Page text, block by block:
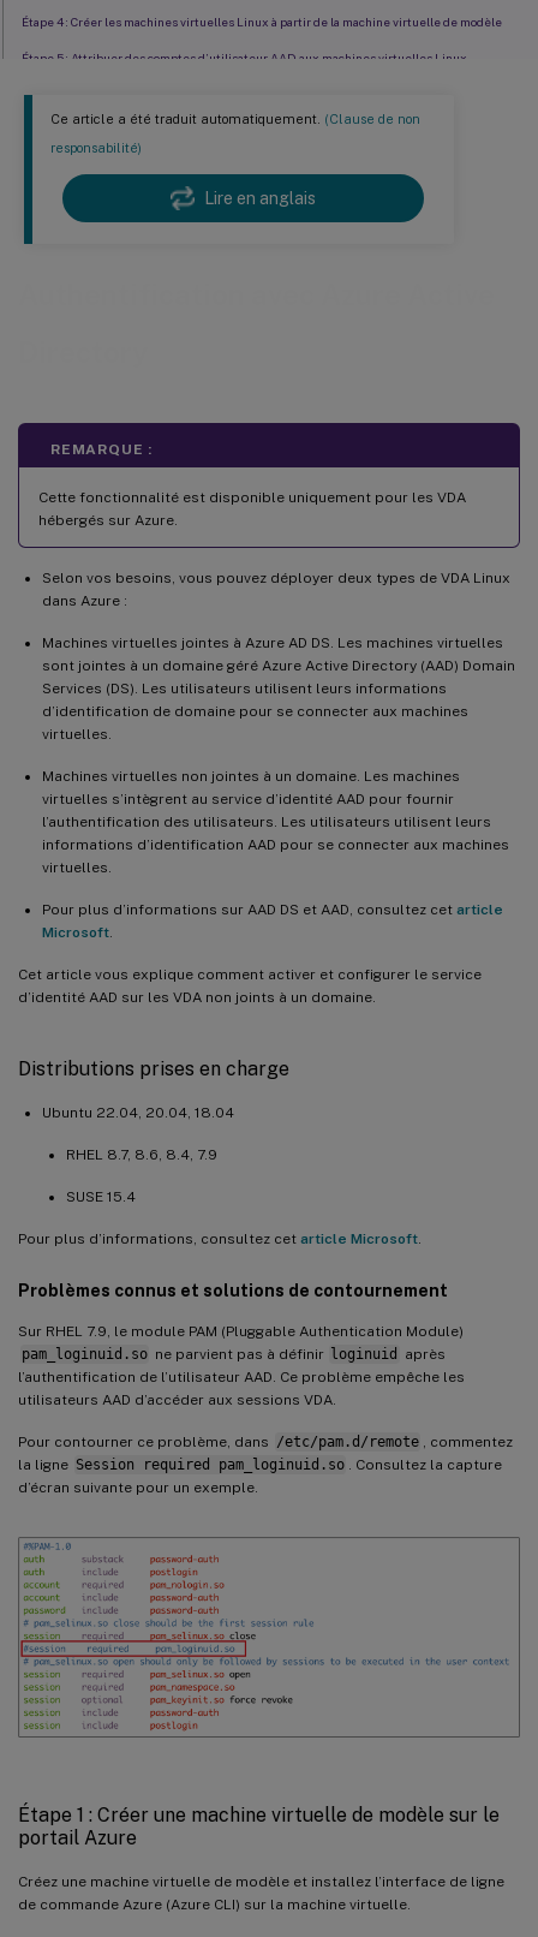
Ce article a été traduit automatiquement. (Clause de non
responsabilité)
Lire en anglais
REMARQUE :
Cette fonctionnalité est disponible uniquement pour les VDA
hébergés sur Azure.
Selon vos besoins, vous pouvez déployer deux types de VDA Linux
dans Azure :
Machines virtuelles jointes à Azure AD DS. Les machines virtuelles
sont jointes à un domaine géré Azure Active Directory (AAD) Domain
Services (DS). Les utilisateurs utilisent leurs informations
d’identification de domaine pour se connecter aux machines
virtuelles.
Machines virtuelles non jointes à un domaine. Les machines
virtuelles s’intègrent au service d’identité AAD pour fournir
l’authentification des utilisateurs. Les utilisateurs utilisent leurs
informations d’identification AAD pour se connecter aux machines
virtuelles.
Pour plus d’informations sur AAD DS et AAD, consultez cet article
Microsoft
Cet article vous explique comment activer et configurer le service
d’identité AAD sur les VDA non joints à un domaine.
Distributions prises en charge
Ubuntu 22.04, 20.04, 18.04
RHEL 8.7, 8.6, 8.4, 7.9
SUSE 15.4
Pour plus d’informations, consultez cet article Microsoft
Problèmes connus et solutions de contournement
Sur RHEL 7.9, le module PAM (Pluggable Authentication Module)
pam_loginuid.so ne parvient pas à définir loginuid
après
l’authentification de l’utilisateur AAD. Ce problème empêche les
utilisateurs AAD d’accéder aux sessions VDA.
Pour contourner ce problème, dans /etc/pam.d/remote
, commentez
la ligne Session required pam_loginuid.so
. Consultez la capture
d’écran suivante pour un exemple.
Étape 1 : Créer une machine virtuelle de modèle sur le
portail Azure
Créez une machine virtuelle de modèle et installez l’interface de ligne
de commande Azure (Azure CLI) sur la machine virtuelle.
Étape 4 : Créer les machines virtuelles Linux à partir de la machine virtuelle de modèle
Étape 5 : Attribuer des comptes d’utilisateur AAD aux machines virtuelles Linux
Se connecter aux VDA non joints à un domaine